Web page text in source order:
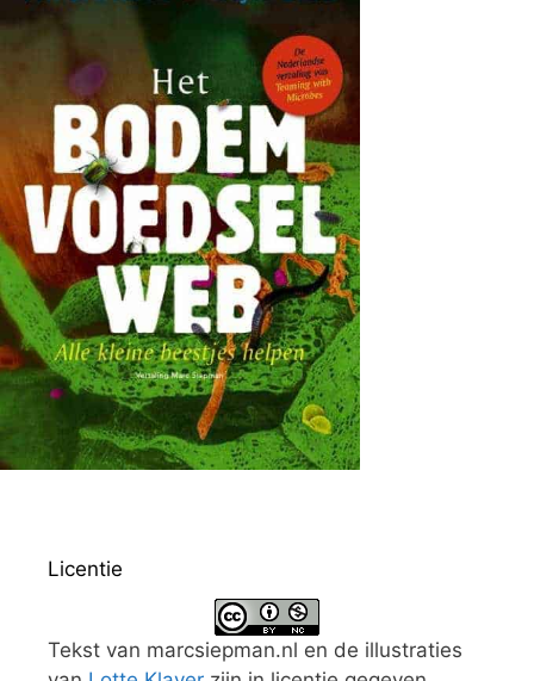
Licentie
Tekst van marcsiepman.nl en de illustraties